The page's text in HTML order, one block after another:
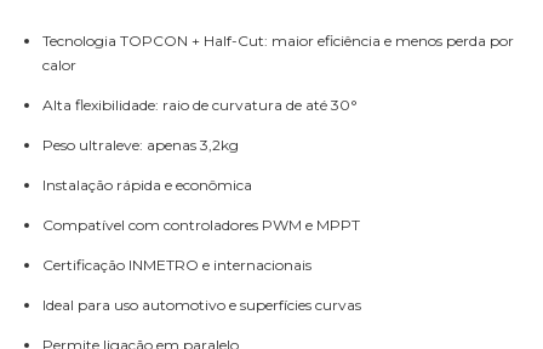
Tecnologia TOPCON + Half-Cut: maior eficiência e menos perda por
calor
Alta flexibilidade: raio de curvatura de até 30°
Peso ultraleve: apenas 3,2kg
Instalação rápida e econômica
Compatível com controladores PWM e MPPT
Certificação INMETRO e internacionais
Ideal para uso automotivo e superfícies curvas
Permite ligação em paralelo